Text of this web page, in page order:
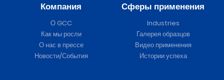
Компания
О GCC
Как мы росли
О нас в прессе
Новости/События
Сферы применения
Industries
Галерея образцов
Видео применения
Истории успеха